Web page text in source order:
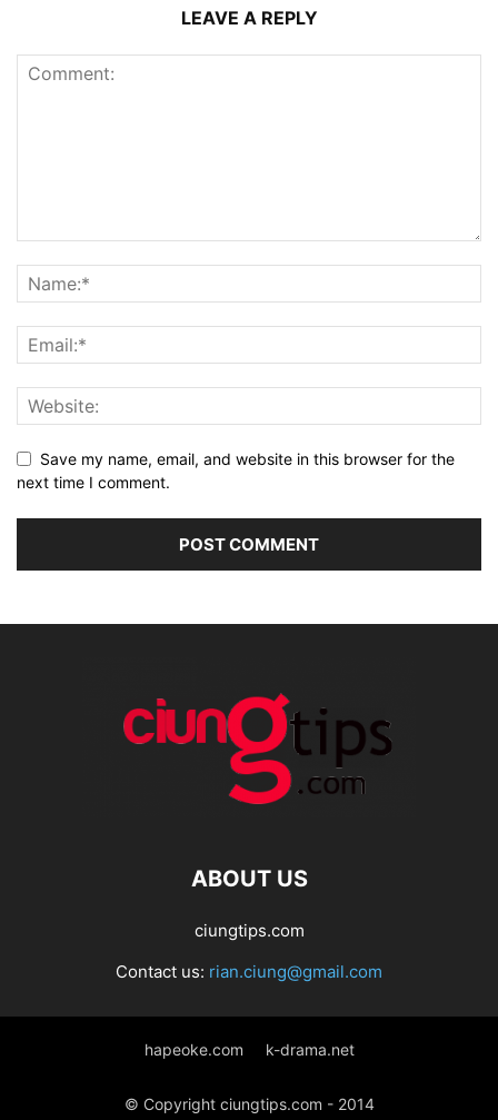
LEAVE A REPLY
Save my name, email, and website in this browser for the
next time I comment.
ABOUT US
ciungtips.com
Contact us: rian.ciung@gmail.com
hapeoke.com k-drama.net
© Copyright ciungtips.com - 2014